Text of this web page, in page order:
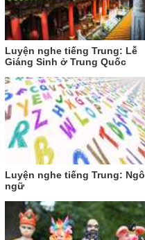
Luyện nghe tiếng Trung: Lễ
Giáng Sinh ở Trung Quốc
Luyện nghe tiếng Trung: Ngô
ngữ